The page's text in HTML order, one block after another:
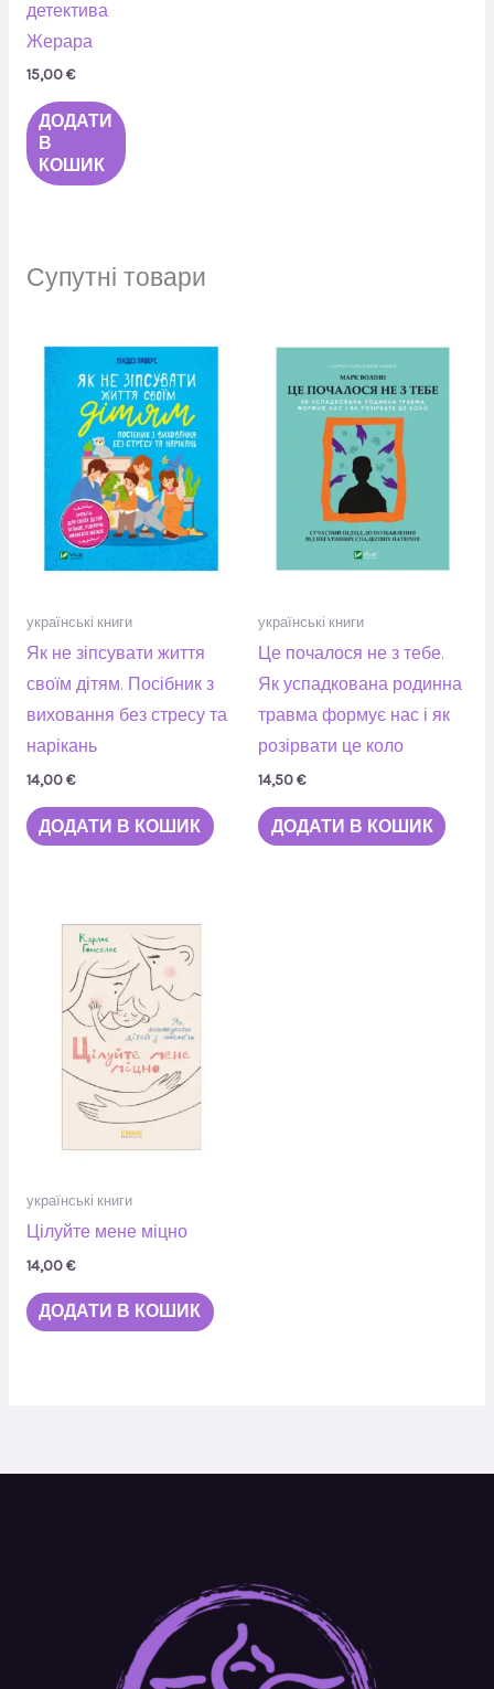
детектива
Жерара
15,00€
ДОДАТИ
В
КОШИК
Супутні товари
українські книги
Як не зіпсувати життя
своїм дітям. Посібник з
виховання без стресу та
нарікань
14,00€
ДОДАТИ В КОШИК
українські книги
Це почалося не з тебе.
Як успадкована родинна
травма формує нас і як
розірвати це коло
14,50€
ДОДАТИ В КОШИК
українські книги
Цілуйте мене міцно
14,00€
ДОДАТИ В КОШИК